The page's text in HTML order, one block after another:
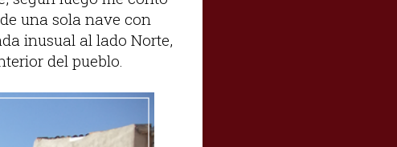
una sola nave con
inusual al lado Norte,
del pueblo.